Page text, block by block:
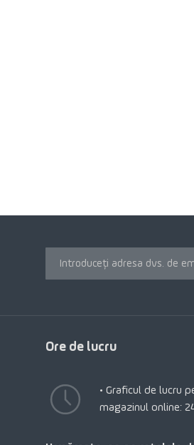
Ore de lucru
• Graficul de lucru
magazinul online: